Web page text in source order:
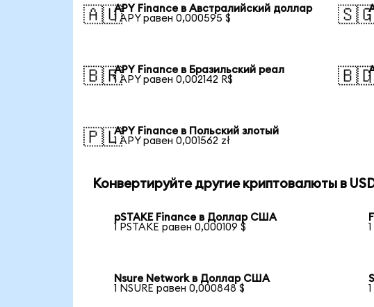
🇦🇺APY Finance в Австралийский доллар
1 APY равен 0,000595 $
🇧🇷APY Finance в Бразильский реал
1 APY равен 0,002142 R$
🇵🇱APY Finance в Польский злотый
1 APY равен 0,001562 zł
Конвертируйте другие криптовалюты в
pSTAKE Finance в Доллар США
1 PSTAKE равен 0,000109 $
Nsure Network в Доллар США
1 NSURE равен 0,000848 $